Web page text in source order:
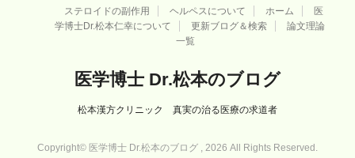
ステロイドの副作用 ヘルペスについて ホーム
医
学博士Dr.松本仁幸について
更新ブログ＆検索
論文理論
一覧
医学博士 Dr.松本のブログ
松本漢方クリニック 真実の治る医療の求道者
Copyright© 医学博士 Dr.松本のブログ , 2026 All Rights Reserved.